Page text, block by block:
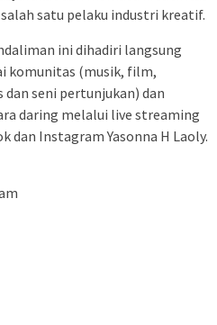
satu pelaku industri kreatif.
ini dihadiri langsung
komunitas (musik, film,
seni pertunjukan) dan
daring melalui live streaming
dan Instagram Yasonna H Laoly.